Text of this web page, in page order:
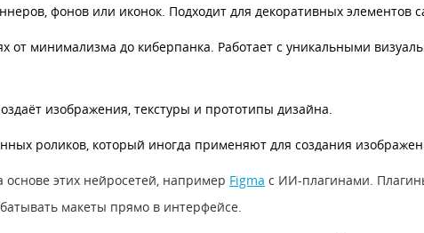
фонов или иконок. Подходит для декоративных элементов
от минимализма до киберпанка. Работает с уникальными
изображения, текстуры и прототипы дизайна.
роликов, который иногда применяют для создания
этих нейросетей, например Figma с ИИ-плагинами.
макеты прямо в интерфейсе.